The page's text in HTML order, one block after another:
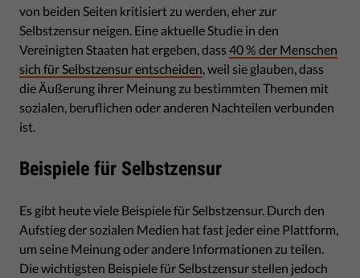
von beiden Seiten kritisiert zu werden, eher zur
Selbstzensur neigen. Eine aktuelle Studie in den
Vereinigten Staaten hat ergeben, dass 40 % der Menschen
sich für Selbstzensur entscheiden , weil sie glauben, dass
die Äußerung ihrer Meinung zu bestimmten Themen mit
sozialen, beruflichen oder anderen Nachteilen verbunden
ist.
Beispiele für Selbstzensur
Es gibt heute viele Beispiele für Selbstzensur. Durch den
Aufstieg der sozialen Medien hat fast jeder eine Plattform,
um seine Meinung oder andere Informationen zu teilen.
Die wichtigsten Beispiele für Selbstzensur stellen jedoch